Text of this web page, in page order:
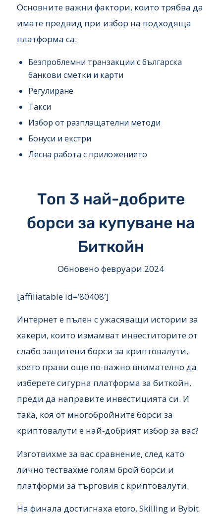
Основните важни фактори, които трябва да
имате предвид при избор на подходяща
платформа са:
Безпроблемни транзакции с българска
банкови сметки и карти
Регулиране
Такси
Избор от разплащателни методи
Бонуси и екстри
Лесна работа с приложението
Топ 3 най-добрите
борси за купуване на
Биткойн
Обновено февруари 2024
[affiliatable id=’80408′]
Интернет е пълен с ужасяващи истории за
хакери, които измамват инвеститорите от
слабо защитени борси за криптовалути,
което прави още по-важно внимателно да
изберете сигурна платформа за биткойн,
преди да направите инвестицията си. И
така, коя от многобройните борси за
криптовалути е най-добрият избор за вас?
Изготвихме за вас сравнение, след като
лично тествахме голям брой борси и
платформи за търговия с криптовалути.
На финала достигнаха etoro, Skilling и Bybit.